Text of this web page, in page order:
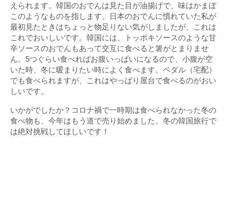
えられます。韓国のおでんは見た目が油揚げで、味はかまぼ
このようなものを指します。日本のおでんに慣れていた私が
最初見たときはちょっと物足りない気がしましたが、これは
これでおいしいです。韓国には、トッポキソースのような甘
辛ソースのおでんもあって交互に食べると箸がとまりませ
ん。5つぐらい食べればお腹いっぱいになるので、小腹が空
いた時、冬に暖まりたい時によく食べます。ペダル（宅配）
でも食べられますが、これはやっぱり屋台で食べるのがおい
しいです。
いかがでしたか？コロナ禍で一時期は食べられなかった冬の
食べ物も、今年はもう道で売り始めました。冬の韓国旅行で
は絶対挑戦してほしいです！